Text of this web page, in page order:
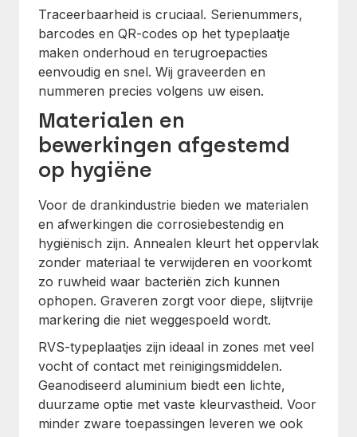
Traceerbaarheid is cruciaal. Serienummers,
barcodes en QR-codes op het typeplaatje
maken onderhoud en terugroepacties
eenvoudig en snel. Wij graveerden en
nummeren precies volgens uw eisen.
Materialen en
bewerkingen afgestemd
op hygiëne
Voor de drankindustrie bieden we materialen
en afwerkingen die corrosiebestendig en
hygiënisch zijn. Annealen kleurt het oppervlak
zonder materiaal te verwijderen en voorkomt
zo ruwheid waar bacteriën zich kunnen
ophopen. Graveren zorgt voor diepe, slijtvrije
markering die niet weggespoeld wordt.
RVS-typeplaatjes zijn ideaal in zones met veel
vocht of contact met reinigingsmiddelen.
Geanodiseerd aluminium biedt een lichte,
duurzame optie met vaste kleurvastheid. Voor
minder zware toepassingen leveren we ook